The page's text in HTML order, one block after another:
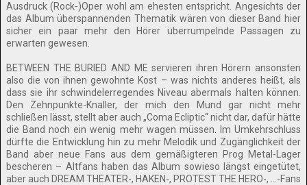
Ausdruck (Rock-)Oper wohl am ehesten entspricht. Angesichts der
das Album überspannenden Thematik wären von dieser Band hier
sicher ein paar mehr den Hörer überrumpelnde Passagen zu
erwarten gewesen.
BETWEEN THE BURIED AND ME servieren ihren Hörern ansonsten
also die von ihnen gewohnte Kost – was nichts anderes heißt, als
dass sie ihr schwindelerregendes Niveau abermals halten können.
Den Zehnpunkte-Knaller, der mich den Mund gar nicht mehr
schließen lässt, stellt aber auch „Coma Ecliptic“ nicht dar, dafür hätte
die Band noch ein wenig mehr wagen müssen. Im Umkehrschluss
dürfte die Entwicklung hin zu mehr Melodik und Zugänglichkeit der
Band aber neue Fans aus dem gemäßigteren Prog Metal-Lager
bescheren – Altfans haben das Album sowieso längst eingetütet,
aber auch DREAM THEATER-, HAKEN-, PROTEST THE HERO-, …-Fans